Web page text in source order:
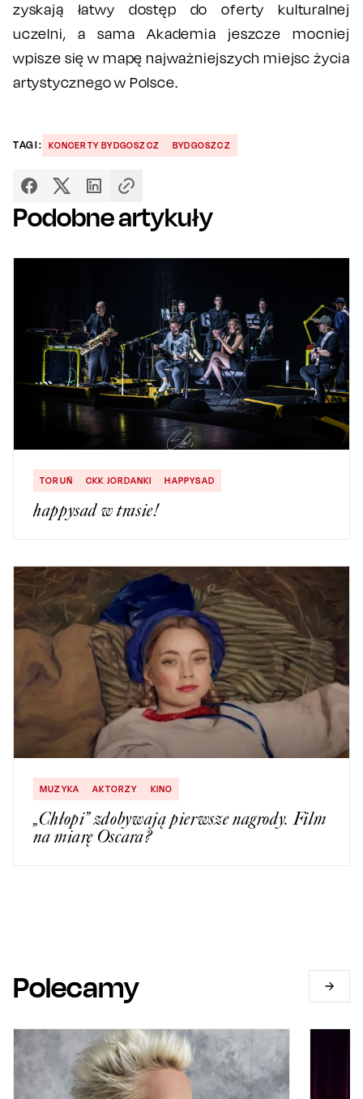
zyskają łatwy dostęp do oferty kulturalnej
uczelni, a sama Akademia jeszcze mocniej
wpisze się w mapę najważniejszych miejsc życia
artystycznego w Polsce.
TAGI: KONCERTY BYDGOSZCZ BYDGOSZCZ
Podobne artykuły
TORUŃ CKK JORDANKI HAPPYSAD
happysad w trasie!
MUZYKA AKTORZY KINO
„Chłopi” zdobywają pierwsze nagrody. Film
na miarę Oscara?
Polecamy